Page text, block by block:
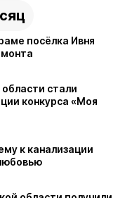
посёлка Ивня
стали
конкурса «Моя
к канализации